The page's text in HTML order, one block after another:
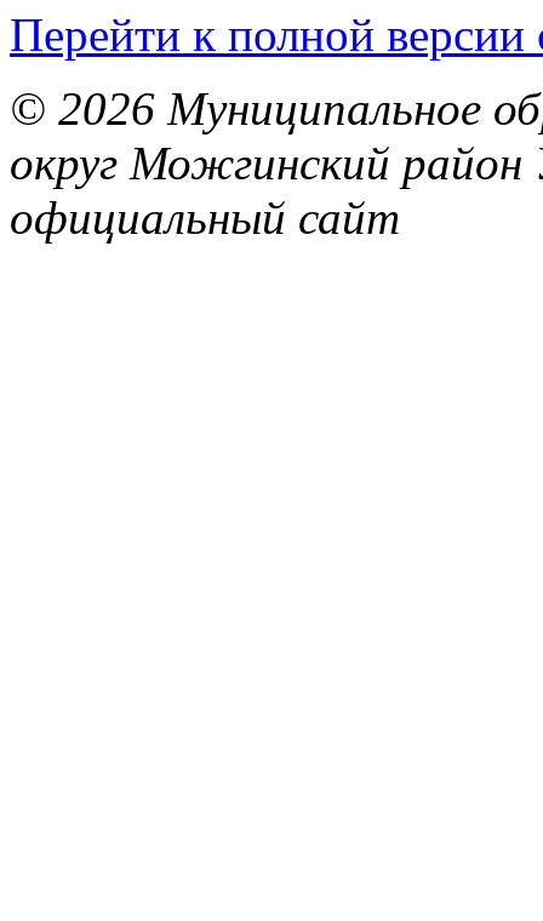
Перейти к полной версии
© 2026 Муниципальное
округ Можгинский район
официальный сайт